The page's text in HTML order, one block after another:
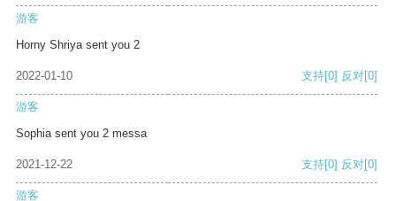
游客
Horny Shriya sent you 2
2022-01-10 支持[0] 反对[0]
游客
Sophia sent you 2 messa
2021-12-22 支持[0] 反对[0]
游客